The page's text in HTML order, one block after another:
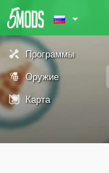
Программы
Оружие
Карта